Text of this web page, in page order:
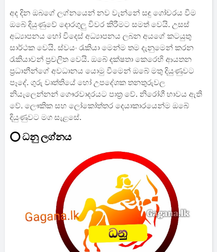
අද දින ඔබගේ ලග්නයෙන් නව වැන්නේ සඳු ගෝචරය වීම
ඔබේ දියුණුවේ දොරගුලු විවර කිරීමට සමත් වෙයි. උසස්
අධ්‍යාපනය හෝ විදෙස් අධ්‍යාපනය ලබන අයගේ කටයුතු
සාර්ථක වෙයි. ස්වයං රැකියා මෙන්ම තම දැනුමෙන් කරන
රැකියාවන් ප්‍රචලිත වෙයි. ඔබේ දක්ෂතා කෙරෙහි ආයතන
ප්‍රධානීන්ගේ අවධානය යොමු වීමෙන් ඔබේ මතු දියුණුවට
පෑදේ. ගුරු වෘත්තියේ හෝ උපදේශක තනතුරුවල
නියැලෙන්නන් ගෞරවාදරයට පාත්‍ර වේ. නිරෝගී භාවය ඇති
වේ. ලෞකික සහ ලෝකෝත්තර දෙයාකාරයෙන්ම ඔබේ
දියුණුවට මග සැළසේ.
⭕ ධනු ලග්නය